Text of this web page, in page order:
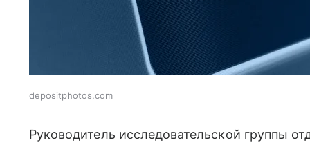
depositphotos.com
Руководитель исследовательской группы